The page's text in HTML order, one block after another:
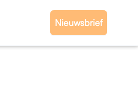
Nieuwsbrief